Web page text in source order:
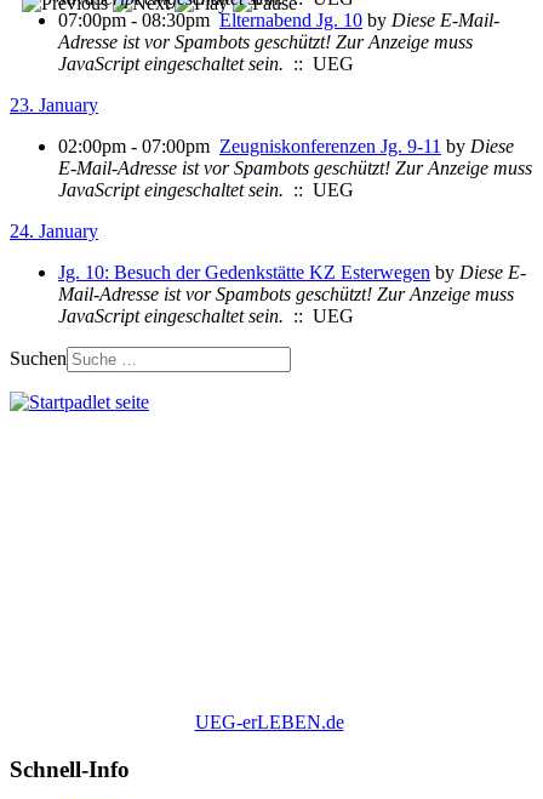
07:00pm - 08:30pmElternabend Jg. 10 by Diese E-Mail-
Adresse ist vor Spambots geschützt! Zur Anzeige muss
JavaScript eingeschaltet sein. :: UEG
23. January
02:00pm - 07:00pm Zeugniskonferenzen Jg. 9-11 by Diese
E-Mail-Adresse ist vor Spambots geschützt! Zur Anzeige muss
JavaScript eingeschaltet sein. :: UEG
24. January
Jg. 10: Besuch der Gedenkstätte KZ Esterwegen by Diese E-
Mail-Adresse ist vor Spambots geschützt! Zur Anzeige muss
JavaScript eingeschaltet sein. :: UEG
Suchen
UEG-erLEBEN.de
Schnell-Info